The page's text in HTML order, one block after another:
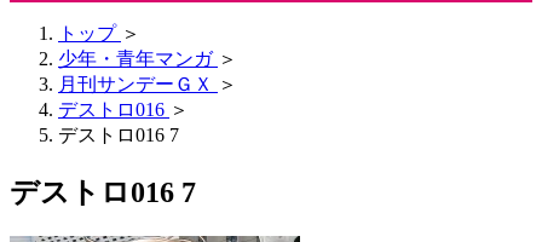
トップ ＞
少年・青年マンガ ＞
月刊サンデーＧＸ
＞
デストロ016 ＞
デストロ016 7
デストロ016 7